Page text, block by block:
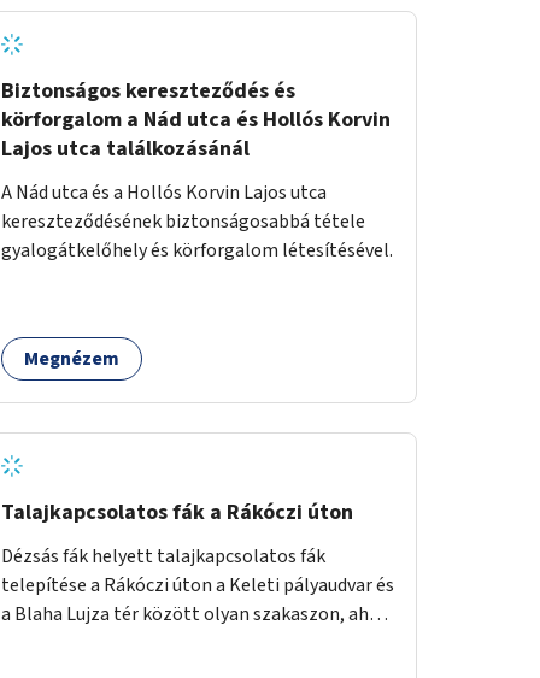
Biztonságos kereszteződés és
körforgalom a Nád utca és Hollós Korvin
Lajos utca találkozásánál
A Nád utca és a Hollós Korvin Lajos utca
kereszteződésének biztonságosabbá tétele
gyalogátkelőhely és körforgalom létesítésével.
Megnézem
Talajkapcsolatos fák a Rákóczi úton
Dézsás fák helyett talajkapcsolatos fák
telepítése a Rákóczi úton a Keleti pályaudvar és
a Blaha Lujza tér között olyan szakaszon, ahol